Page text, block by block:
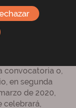
Real
a los
ordinaria de
convocatoria o,
en segunda
de 2020,
celebrará,